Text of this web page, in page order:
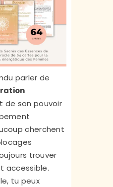
parler de
de son pouvoir
cherchent
trouver
accessible.
tu peux